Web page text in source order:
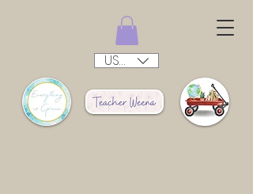
USD ($)